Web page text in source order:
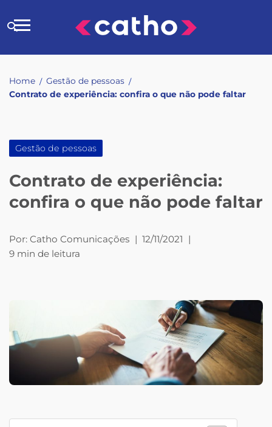
to
Buscar
Home / Gestão de pessoas /
Contrato de experiência: confira o que não pode faltar
Gestão de pessoas
Contrato de experiência:
confira o que não pode faltar
Por: Catho Comunicações | 12/11/2021 |
9 min de leitura